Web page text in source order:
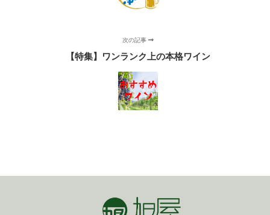
次の記事
【特集】ワンランク上の本格ワイン